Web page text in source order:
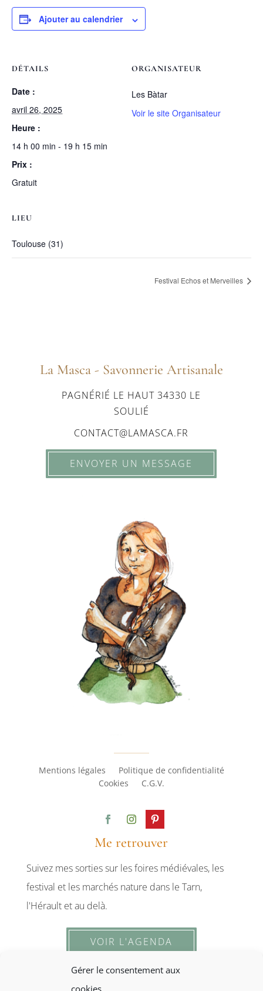
Gérer le consentement aux
cookies
Ajouter au calendrier
DÉTAILS
Date :
avril 26, 2025
Heure :
14 h 00 min - 19 h 15 min
Prix :
Gratuit
ORGANISATEUR
Les Bàtar
Voir le site Organisateur
LIEU
Toulouse (31)
Festival Echos et Merveilles
La Masca - Savonnerie Artisanale
PAGNÉRIÉ LE HAUT 34330 LE
SOULIÉ
CONTACT@LAMASCA.FR
ENVOYER UN MESSAGE
Mentions légales
Politique de confidentialité
Cookies
C.G.V.
Me retrouver
Suivez mes sorties sur les foires médiévales, les
festival et les marchés nature dans le Tarn,
l'Hérault et au delà.
VOIR L'AGENDA